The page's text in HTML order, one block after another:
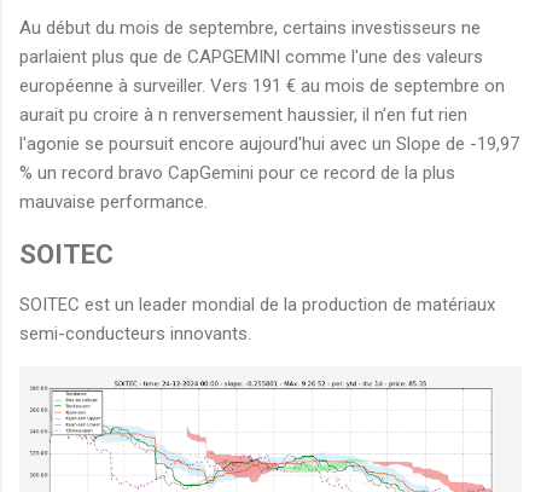
Au début du mois de septembre, certains investisseurs ne
parlaient plus que de CAPGEMINI comme l'une des valeurs
européenne à surveiller. Vers 191 € au mois de septembre on
aurait pu croire à n renversement haussier, il n'en fut rien
l'agonie se poursuit encore aujourd'hui avec un Slope de -19,97
% un record bravo CapGemini pour ce record de la plus
mauvaise performance.
SOITEC
SOITEC est un leader mondial de la production de matériaux
semi-conducteurs innovants.